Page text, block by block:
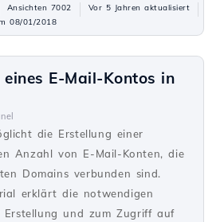
Ansichten 7002
Vor 5 Jahren aktualisiert
08/01/2018
eines E-Mail-Kontos in
die Erstellung einer
Anzahl von E-Mail-Konten, die
Domains verbunden sind.
erklärt die notwendigen
Erstellung und zum Zugriff auf